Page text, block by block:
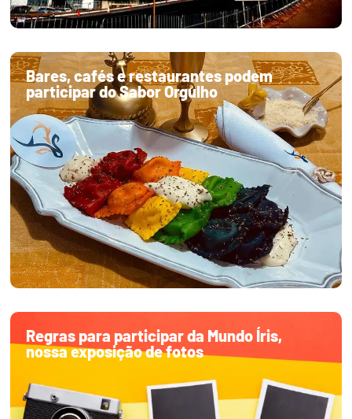
Bares, cafés e restaurantes podem
participar do Sabor Orgulho
Regras para participar da Mundo Íris,
nossa exposição de fotos